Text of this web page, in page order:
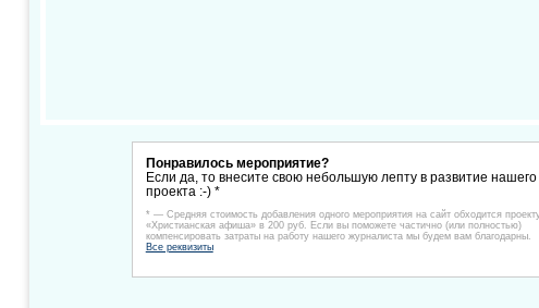
Понравилось мероприятие?
Если да, то внесите свою небольшую лепту в развитие нашего
проекта :-) *
* — Средняя стоимость добавления одного мероприятия на сайт обходится
«Христианская афиша» в 200 руб. Если вы поможете частично (или полностью)
компенсировать затраты на работу нашего журналиста мы будем вам благодарны.
Все реквизиты